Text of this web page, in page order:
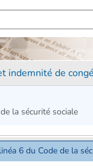
indemnité de
la sécurité sociale
6 du Code de la